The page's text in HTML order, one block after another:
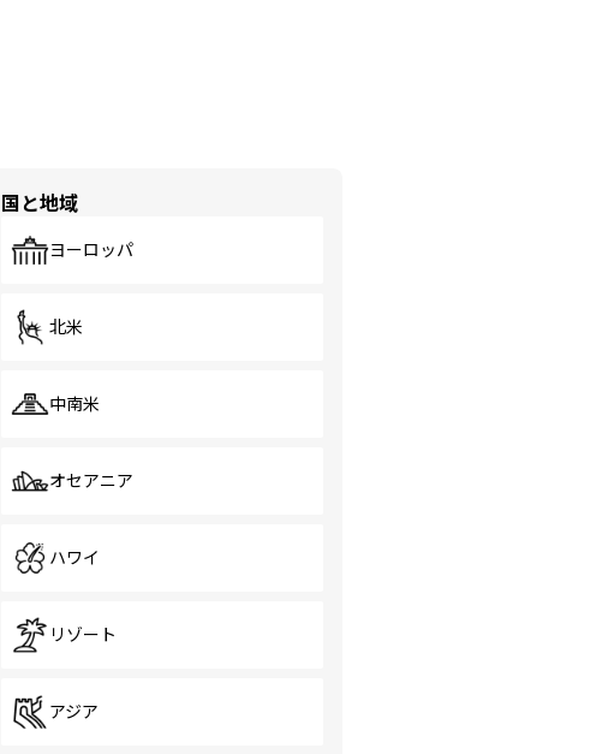
国と地域
ヨーロッパ
北米
中南米
オセアニア
ハワイ
リゾート
アジア